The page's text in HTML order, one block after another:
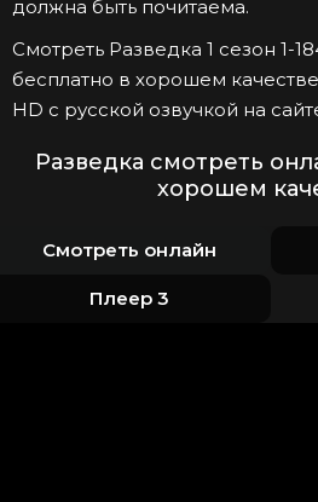
должна быть почитаема.
Смотреть Разведка 1 сезон 1-
бесплатно в хорошем
HD с русской озвучкой на
Разведка смотреть
хорошем
Смотреть онлайн
Плеер 3